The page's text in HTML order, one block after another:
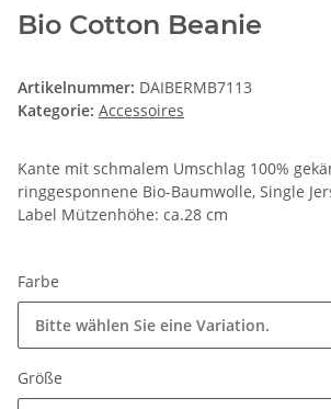
Bio Cotton Beanie
Artikelnummer: DAIBERMB7113
Kategorie: Accessoires
Kante mit schmalem Umschlag 100%
ringgesponnene Bio-Baumwolle, Single
Label Mützenhöhe: ca.28 cm
Farbe
Bitte wählen Sie eine Variation.
Größe